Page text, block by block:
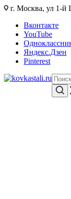
г. Москва, ул 1-й
Вконтакте
YouTube
Яндекс.Дзен
Pinterest